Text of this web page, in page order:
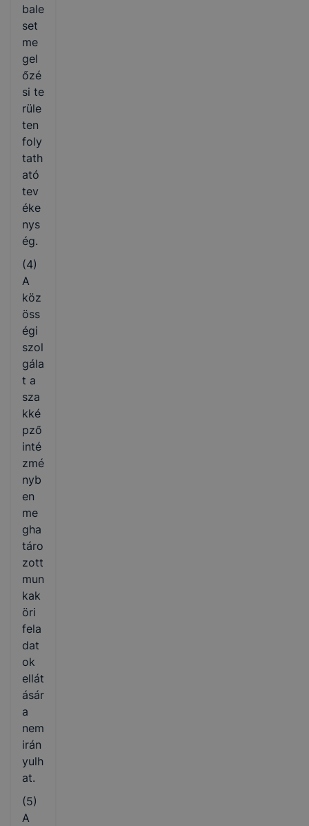
bale
set
me
gel
őzé
si te
rüle
ten
foly
tath
ató
tev
éke
nys
ég.
(4)
A
köz
öss
égi
szol
gála
t a
sza
kké
pző
inté
zmé
nyb
en
me
gha
táro
zott
mun
kak
öri
fela
dat
ok
ellát
ásár
a
nem
irán
yulh
at.
(5)
A